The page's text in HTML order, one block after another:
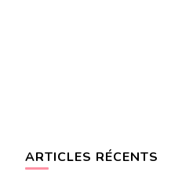
ARTICLES RÉCENTS